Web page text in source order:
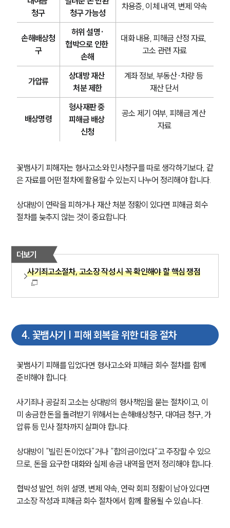
그룹소개
통합검색
AI대륜
업무사례
사례분석/최신동향
형사 법률정보
법률지식인
형사소송·상담후기
업무분야
형사그룹 업무
전체
청구
청구 가능성
차용증, 이체 내역, 변제 약속
손해배상청
구
허위 설명·
협박으로 인한
손해
대화 내용, 피해금 산정 자료,
고소 관련 자료
가압류
상대방 재산
처분 제한
계좌 정보, 부동산·차량 등
재산 단서
배상명령
형사재판 중
피해금 배상
신청
공소 제기 여부, 피해금 계산
자료
꽃뱀사기 피해자는 형사고소와 민사청구를 따로 생각하기보다, 같
은 자료를 어떤 절차에 활용할 수 있는지 나누어 정리해야 합니다.
상대방이 연락을 피하거나 재산 처분 정황이 있다면 피해금 회수
절차를 늦추지 않는 것이 중요합니다.
더보기
사기죄고소절차, 고소장 작성 시 꼭 확인해야 할 핵심 쟁점
4. 꽃뱀사기 | 피해 회복을 위한 대응 절차
꽃뱀사기 피해를 입었다면 형사고소와 피해금 회수 절차를 함께
준비해야 합니다.
사기죄나 공갈죄 고소는 상대방의 형사책임을 묻는 절차이고, 이
미 송금한 돈을 돌려받기 위해서는 손해배상청구, 대여금 청구, 가
압류 등 민사 절차까지 살펴야 합니다.
상대방이 “빌린 돈이었다”거나 “합의금이었다”고 주장할 수 있으
므로, 돈을 요구한 대화와 실제 송금 내역을 먼저 정리해야 합니다.
협박성 발언, 허위 설명, 변제 약속, 연락 회피 정황이 남아 있다면
고소장 작성과 피해금 회수 절차에서 함께 활용될 수 있습니다.